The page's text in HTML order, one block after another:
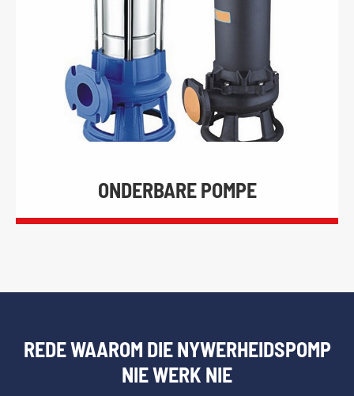
ONDERBARE POMPE
REDE WAAROM DIE NYWERHEIDSPOMP
NIE WERK NIE